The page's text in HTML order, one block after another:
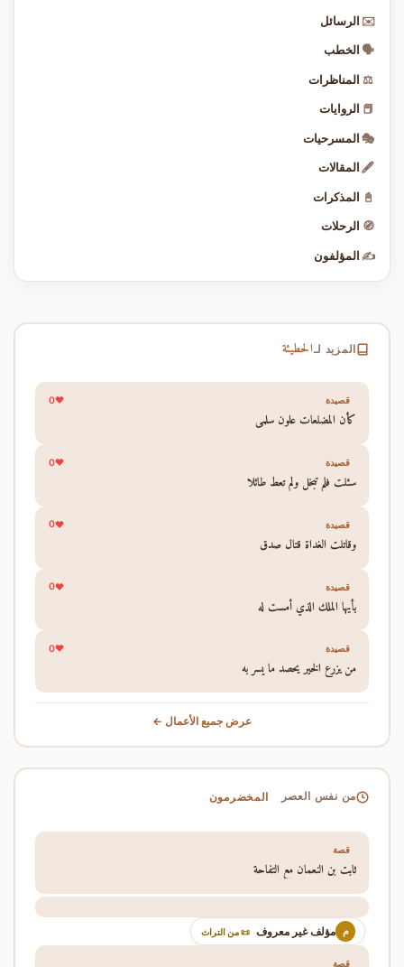
✉️ الرسائل
🗣️ الخطب
⚖️ المناظرات
📕 الروايات
🎭 المسرحيات
🖋️ المقالات
📓 المذكرات
🧭 الرحلات
✍️ المؤلفون
المزيد لـالحطيئة
قصيدة 0
كأن المضلعات علون سلمى
قصيدة 0
سئلت فلم تبخل ولم تعط طائلا
قصيدة 0
وقاتلت الغداة قتال صدق
قصيدة 0
يأيها الملك الذي أمست له
قصيدة 0
من يزرع الخير يحصد ما يسر به
عرض جميع الأعمال ←
من نفس العصر المخضرمون
قصة
ثابت بن النعمان مع التفاحة
م مؤلف غير معروف 📜 من التراث
قصة